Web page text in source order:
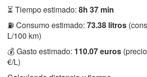
⏳ Tiempo estimado: 8h 37 min
⛽ Consumo estimado: 73.38 litros
L/100 km)
💰 Gasto estimado: 110.07 euros
€/L)